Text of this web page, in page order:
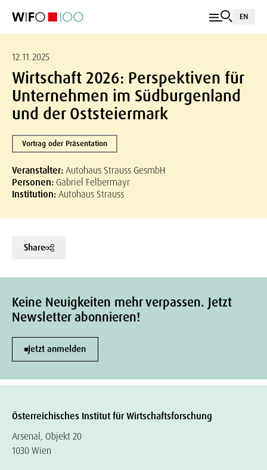
EN
12.11.2025
Wirtschaft 2026: Perspektiven für
Unternehmen im Südburgenland
und der Oststeiermark
Vortrag oder Präsentation
Veranstalter:Autohaus Strauss GesmbH
Personen: Gabriel Felbermayr
Institution:Autohaus Strauss
Share
Keine Neuigkeiten mehr verpassen. Jetzt
Newsletter abonnieren!
Jetzt anmelden
Österreichisches Institut für Wirtschaftsforschung
Arsenal, Objekt 20
1030 Wien